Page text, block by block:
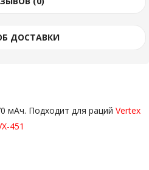
ДОСТАВКИ
мАч. Подходит для раций Vertex
451